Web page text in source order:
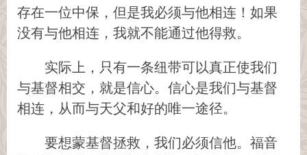
存在一位中保，但是我必须与他相连！如果
没有与他相连，我就不能通过他得救。
实际上，只有一条纽带可以真正使我们
与基督相交，就是信心。信心是我们与基督
相连，从而与天父和好的唯一途径。
要想蒙基督拯救，我们必须信他。福音